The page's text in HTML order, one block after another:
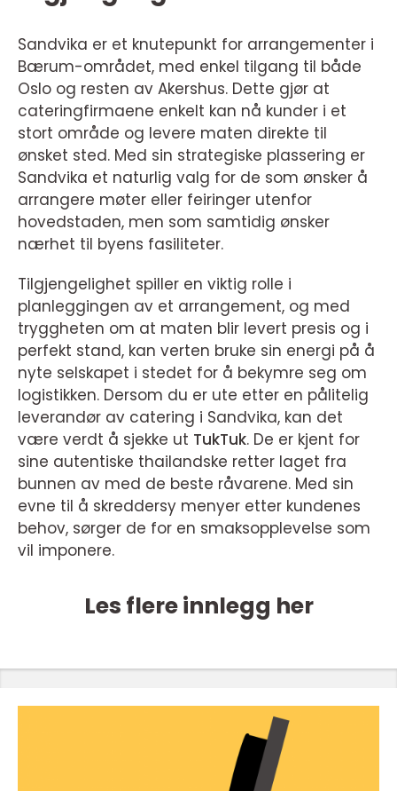
Sandvika er et knutepunkt for arrangementer i
Bærum-området, med enkel tilgang til både
Oslo og resten av Akershus. Dette gjør at
cateringfirmaene enkelt kan nå kunder i et
stort område og levere maten direkte til
ønsket sted. Med sin strategiske plassering er
Sandvika et naturlig valg for de som ønsker å
arrangere møter eller feiringer utenfor
hovedstaden, men som samtidig ønsker
nærhet til byens fasiliteter.
Tilgjengelighet spiller en viktig rolle i
planleggingen av et arrangement, og med
tryggheten om at maten blir levert presis og i
perfekt stand, kan verten bruke sin energi på å
nyte selskapet i stedet for å bekymre seg om
logistikken. Dersom du er ute etter en pålitelig
leverandør av catering i Sandvika, kan det
være verdt å sjekke ut TukTuk. De er kjent for
sine autentiske thailandske retter laget fra
bunnen av med de beste råvarene. Med sin
evne til å skreddersy menyer etter kundenes
behov, sørger de for en smaksopplevelse som
vil imponere.
Les flere innlegg her